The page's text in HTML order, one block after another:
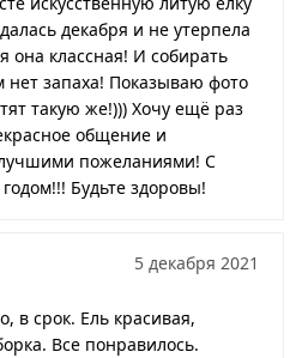
декабря и не утерпела
она классная! И собирать
нет запаха! Показываю фото
такую же!))) Хочу ещё раз
общение и
пожеланиями! С
Будьте здоровы!
5 декабря 2021
в срок. Ель красивая,
Все понравилось.